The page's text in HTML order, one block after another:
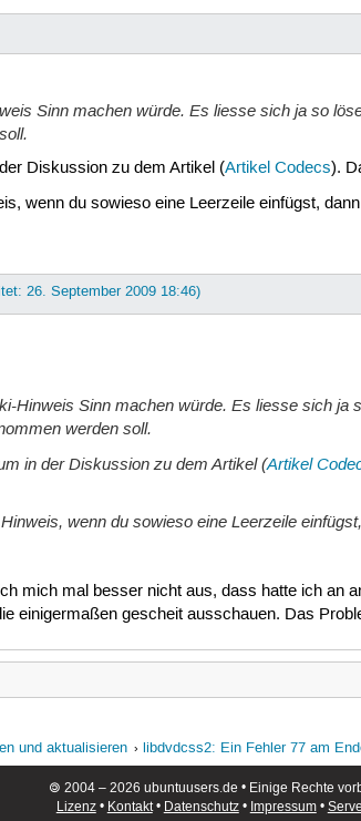
Sinn machen würde. Es liesse sich ja so
Diskussion zu dem Artikel (Artikel Codecs).
wenn du sowieso eine Leerzeile einfügst,
26. September 2009 18:46)
Hinweis Sinn machen würde. Es liesse sich
werden soll.
in der Diskussion zu dem Artikel (Artikel
wenn du sowieso eine Leerzeile
mich mal besser nicht aus, dass hatte ich an
einigermaßen gescheit ausschauen. Das
und aktualisieren libdvdcss2: Ein Fehler 77 am
🄯 2004 – 2026 ubuntuusers.de • Einige Rechte
Lizenz• Kontakt• Datenschutz• Impressum•